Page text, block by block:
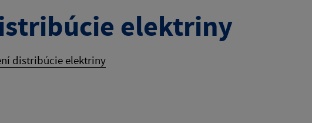
elektriny
distribúcie elektriny